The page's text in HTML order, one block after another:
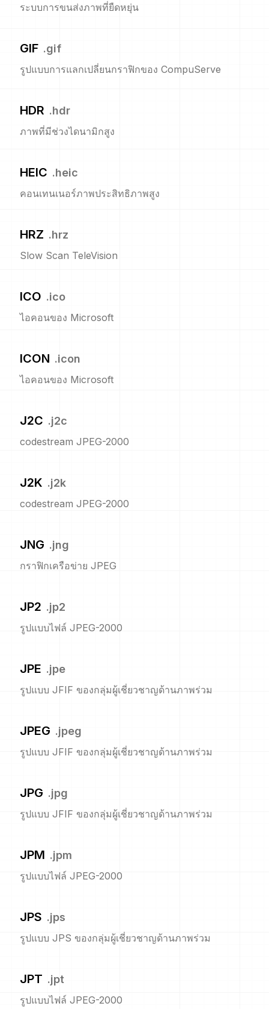
ระบบการขนส่งภาพที่ยืดหยุ่น
GIF .gif
รูปแบบการแลกเปลี่ยนกราฟิกของ CompuServe
HDR .hdr
ภาพที่มีช่วงไดนามิกสูง
HEIC .heic
คอนเทนเนอร์ภาพประสิทธิภาพสูง
HRZ .hrz
Slow Scan TeleVision
ICO .ico
ไอคอนของ Microsoft
ICON .icon
ไอคอนของ Microsoft
J2C .j2c
codestream JPEG-2000
J2K .j2k
codestream JPEG-2000
JNG .jng
กราฟิกเครือข่าย JPEG
JP2 .jp2
รูปแบบไฟล์ JPEG-2000
JPE .jpe
รูปแบบ JFIF ของกลุ่มผู้เชี่ยวชาญด้านภาพร่วม
JPEG .jpeg
รูปแบบ JFIF ของกลุ่มผู้เชี่ยวชาญด้านภาพร่วม
JPG .jpg
รูปแบบ JFIF ของกลุ่มผู้เชี่ยวชาญด้านภาพร่วม
JPM .jpm
รูปแบบไฟล์ JPEG-2000
JPS .jps
รูปแบบ JPS ของกลุ่มผู้เชี่ยวชาญด้านภาพร่วม
JPT .jpt
รูปแบบไฟล์ JPEG-2000